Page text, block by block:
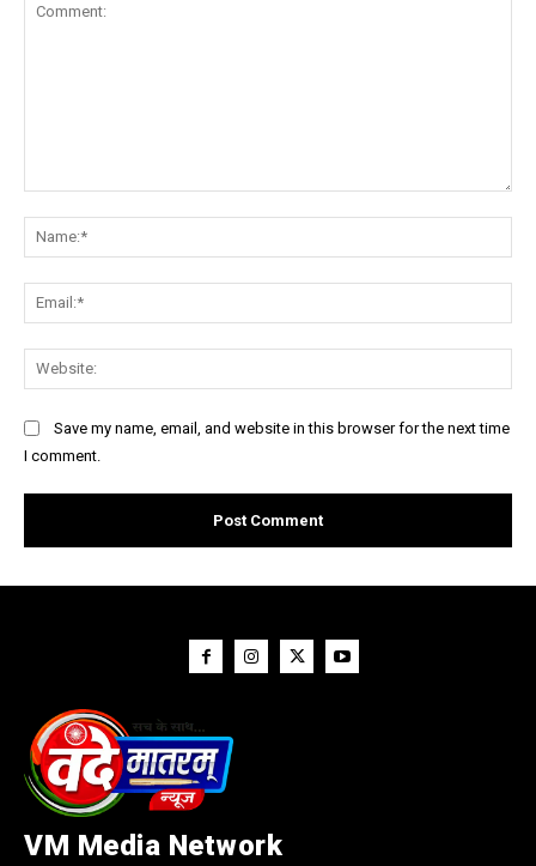
Save my name, email, and website in this browser for the next time
I comment.
VM Media Network